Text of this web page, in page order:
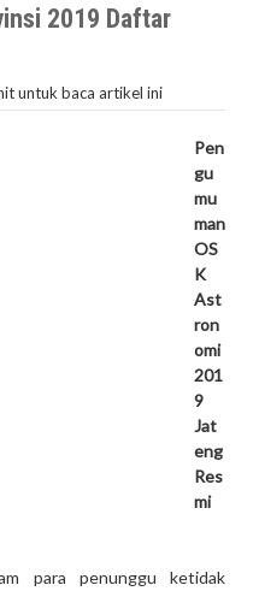
2019 Daftar
untuk baca artikel ini
Pen
gu
mu
man
OS
K
Ast
ron
omi
201
9
Jat
eng
Res
mi
para penunggu ketidak